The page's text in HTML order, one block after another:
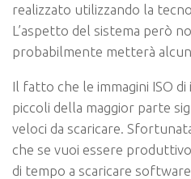
realizzato utilizzando la
L’aspetto del sistema però
probabilmente metterà
Il fatto che le immagini ISO
piccoli della maggior parte
veloci da scaricare.
che se vuoi essere
di tempo a scaricare